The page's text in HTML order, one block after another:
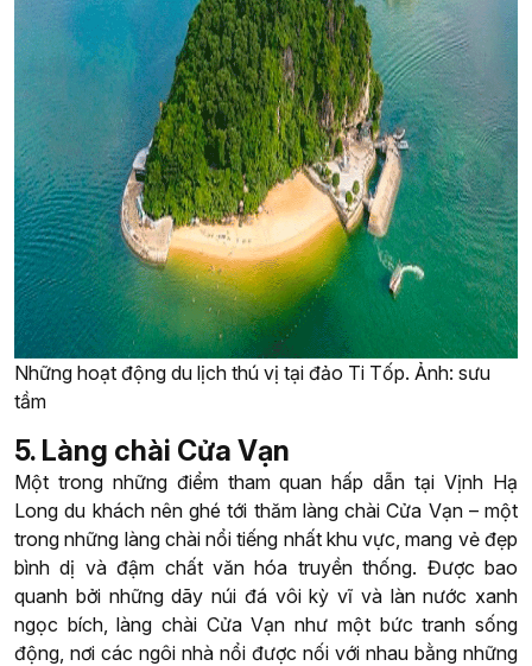
Những hoạt động du lịch thú vị tại đảo Ti Tốp. Ảnh: sưu
tầm
5. Làng chài Cửa Vạn
Một trong những điểm tham quan hấp dẫn tại Vịnh Hạ
Long du khách nên ghé tới thăm làng chài Cửa Vạn – một
trong những làng chài nổi tiếng nhất khu vực, mang vẻ đẹp
bình dị và đậm chất văn hóa truyền thống. Được bao
quanh bởi những dãy núi đá vôi kỳ vĩ và làn nước xanh
ngọc bích, làng chài Cửa Vạn như một bức tranh sống
động, nơi các ngôi nhà nổi được nối với nhau bằng những